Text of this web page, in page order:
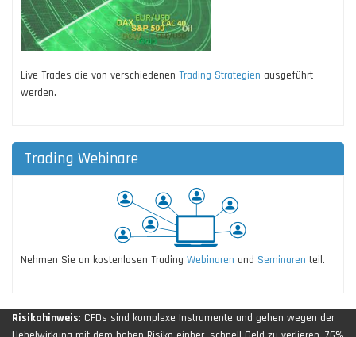
Live-Trades die von verschiedenen Trading Strategien ausgeführt
werden.
Trading Webinare
Nehmen Sie an kostenlosen Trading Webinaren und Seminaren teil.
Risikohinweis: CFDs sind komplexe Instrumente und gehen wegen der